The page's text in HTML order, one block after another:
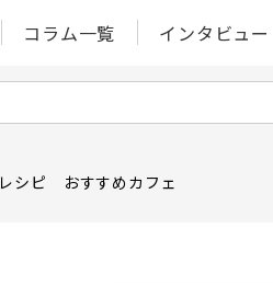
コラム一覧 インタビュー
レシピ おすすめカフェ